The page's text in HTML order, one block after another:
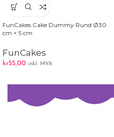
FunCakes Cake Dummy Rund Ø30
cm × 5 cm
FunCakes
kr55,00 inkl. MVA